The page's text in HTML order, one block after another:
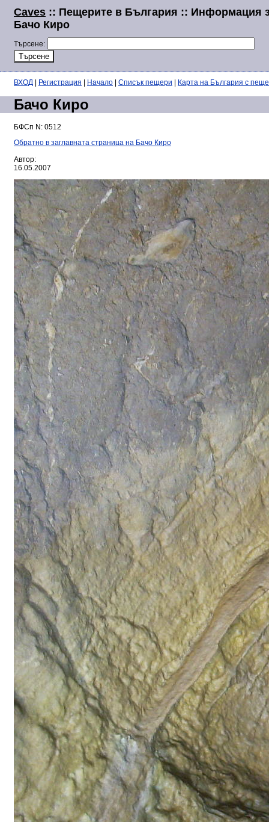
Caves :: Пещерите в България :: Информация
Бачо Киро
Търсене:
ВХОД Регистрация Начало Списък пещери Карта на България с
Бачо Киро
БФСп N: 0512
Обратно в заглавната страница на Бачо Киро
Автор:
16.05.2007